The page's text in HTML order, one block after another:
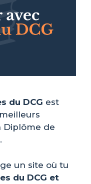
du DCG est
Diplôme de
un site où tu
du DCG et